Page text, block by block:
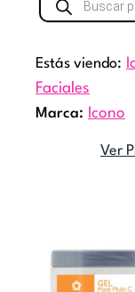
de
Estás viendo:
Faciales
Marca: Icono
Ver